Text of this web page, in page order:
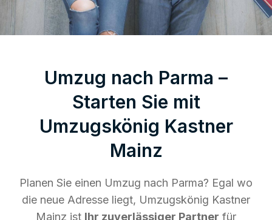
Umzug nach Parma –
Starten Sie mit
Umzugskönig Kastner
Mainz
Planen Sie einen Umzug nach Parma? Egal wo
die neue Adresse liegt, Umzugskönig Kastner
Mainz ist Ihr zuverlässiger Partner für